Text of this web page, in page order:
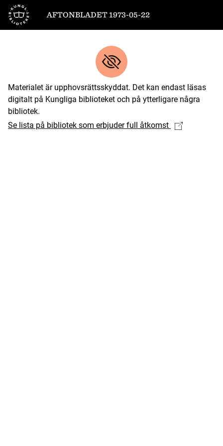
Till startsidan
AFTONBLADET 1973-05-22
Materialet är upphovsrättsskyddat. Det kan endast läsas
digitalt på Kungliga biblioteket och på ytterligare några
bibliotek.
Se lista på bibliotek som erbjuder full åtkomst